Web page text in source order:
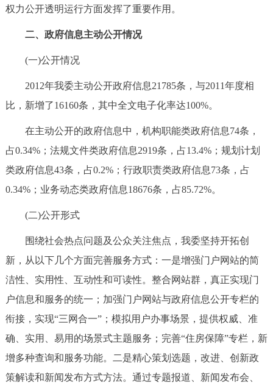
ESPAÑOL العربية
权力公开透明运行方面发挥了重要作用。
二、政府信息主动公开情况
(一)公开情况
2012年我委主动公开政府信息21785条，与2011年度相
比，新增了16160条，其中全文电子化率达100%。
在主动公开的政府信息中，机构职能类政府信息74条，
占0.34%；法规文件类政府信息2919条，占13.4%；规划计划
类政府信息43条，占0.2%；行政职责类政府信息73条，占
0.34%；业务动态类政府信息18676条，占85.72%。
(二)公开形式
围绕社会热点问题及公众关注焦点，我委坚持开拓创
新，从以下几个方面完善服务方式：一是增强门户网站的简
洁性、实用性、互动性和可读性。整合网站群，真正实现门
户信息和服务的统一；加强门户网站与政府信息公开专栏的
衔接，实现“三网合一”；模拟用户办事场景，提供权威、准
确、实用、易用的场景式主题服务；完善“住房保障”专栏，新
增多种查询和服务功能。二是精心策划选题，改进、创新政
策解读和新闻发布方式方法。通过专题报道、新闻发布会、